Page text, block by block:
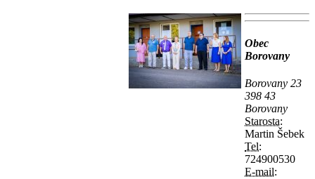
Obec
Borovany
Borovany 23
398 43
Borovany
Starosta:
Martin Šebek
Tel:
724900530
E-mail: